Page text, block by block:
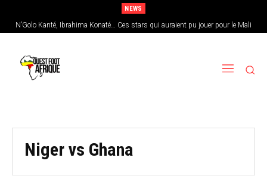
NEWS
N’Golo Kanté, Ibrahima Konaté… Ces stars qui auraient pu jouer pour le Mali
Niger vs Ghana